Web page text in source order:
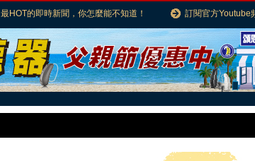
最HOT的即時新聞，你怎麼能不知道！ 訂閱官方Youtube